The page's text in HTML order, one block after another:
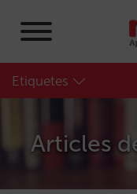
Etiquetes
Articles